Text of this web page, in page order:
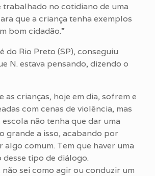
trabalhado no cotidiano de uma
que a criança tenha exemplos
bom cidadão.”
do Rio Preto (SP), conseguiu
N. estava pensando, dizendo o
as crianças, hoje em dia, sofrem e
com cenas de violência, mas
não tenha que dar uma
grande a isso, acabando por
algo comum. Tem que haver uma
desse tipo de diálogo.
não sei como agir ou conduzir um